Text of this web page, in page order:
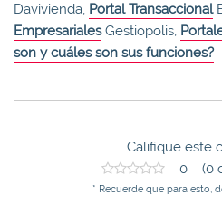
Davivienda, Portal Transaccional
EmpresarialesGestiopolis,
son y cuáles son sus funciones?
Califique este
0 (0
* Recuerde que para esto,